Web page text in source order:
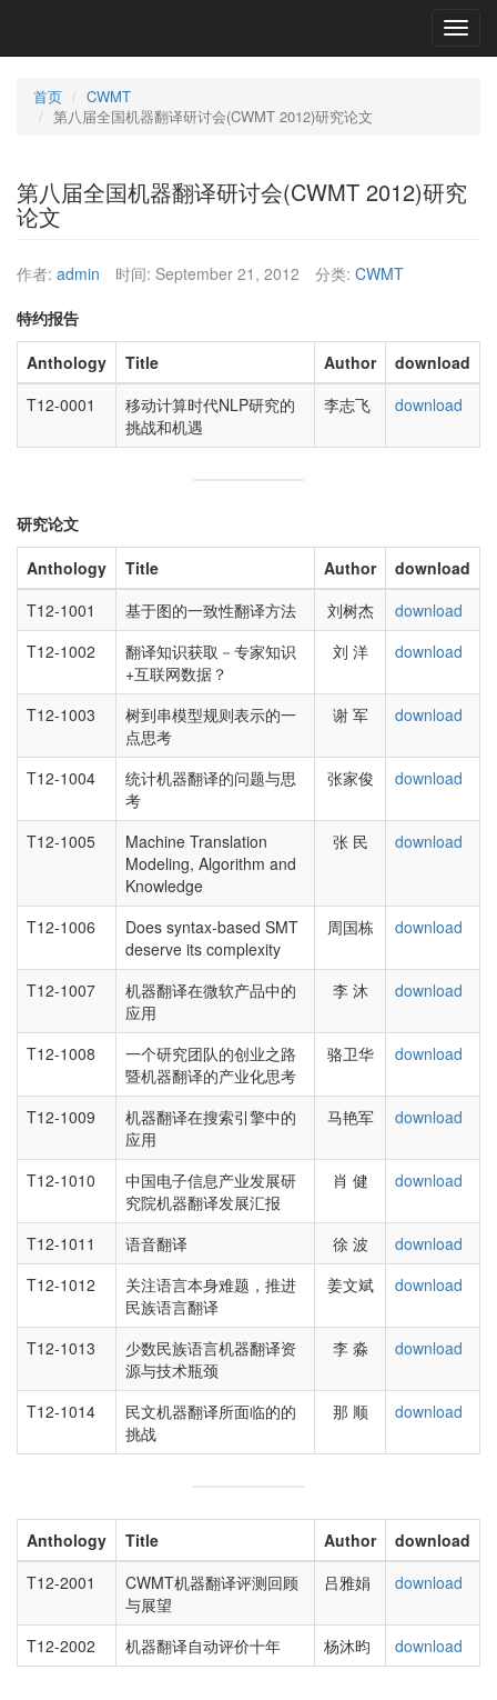
首页
CWMT
第八届全国机器翻译研讨会(CWMT 2012)研究论文
第八届全国机器翻译研讨会(CWMT 2012)研究
论文
作者: admin 时间: September 21, 2012 分类: CWMT
特约报告
Anthology
Title Author
download
T12-0001
移动计算时代NLP研究的
挑战和机遇
李志飞 download
研究论文
Anthology
Title Author
download
T12-1001
基于图的一致性翻译方法 刘树杰
download
T12-1002
翻译知识获取－专家知识
+互联网数据？
刘 洋 download
T12-1003
树到串模型规则表示的一
点思考
谢 军 download
T12-1004
统计机器翻译的问题与思
考
张家俊 download
T12-1005
Machine Translation
Modeling, Algorithm and
Knowledge
张 民 download
T12-1006
Does syntax-based SMT
deserve its complexity
周国栋 download
T12-1007
机器翻译在微软产品中的
应用
李 沐 download
T12-1008
一个研究团队的创业之路
暨机器翻译的产业化思考
骆卫华 download
T12-1009
机器翻译在搜索引擎中的
应用
马艳军 download
T12-1010
中国电子信息产业发展研
究院机器翻译发展汇报
肖 健 download
T12-1011 语音翻译 徐 波
download
T12-1012
关注语言本身难题，推进
民族语言翻译
姜文斌 download
T12-1013
少数民族语言机器翻译资
源与技术瓶颈
李 淼 download
T12-1014
民文机器翻译所面临的的
挑战
那 顺 download
Anthology Title Author
download
T12-2001
CWMT机器翻译评测回顾
与展望
吕雅娟 download
T12-2002 机器翻译自动评价十年 杨沐昀 download